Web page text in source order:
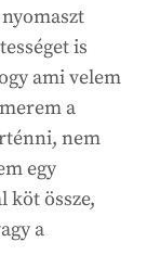
is
ami velem
a
nem
egy
köt össze,
a